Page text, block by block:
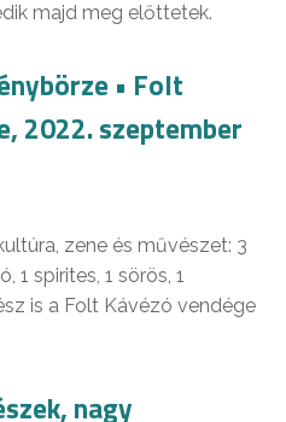
majd meg előttetek.
• Folt
2022. szeptember
zene és művészet: 3
1 spirites, 1 sörös, 1
is a Folt Kávézó vendége
nagy